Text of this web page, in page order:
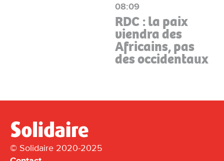
08:09
RDC : la paix
viendra des
Africains, pas
des occidentaux
© Solidaire 2020-2025